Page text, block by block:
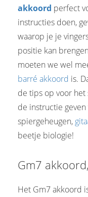
akkoord perfect
instructies doen,
waarop je je
positie kan
moeten we wel
barré akkoord is.
de tips op voor het
de instructie
spiergeheugen,
beetje biologie!
Gm7
Het Gm7 akkoord